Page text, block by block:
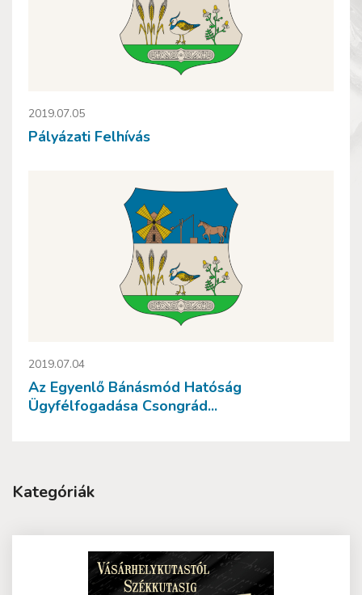
2019.07.05
Pályázati Felhívás
2019.07.04
Az Egyenlő Bánásmód Hatóság
Ügyfélfogadása Csongrád...
Kategóriák